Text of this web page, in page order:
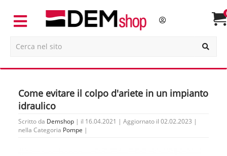
Come evitare il colpo d'ariete in un impianto
idraulico
Scritto da Demshop | il 16.04.2021 | Aggiornato il 02.02.2023 |
nella Categoria Pompe |